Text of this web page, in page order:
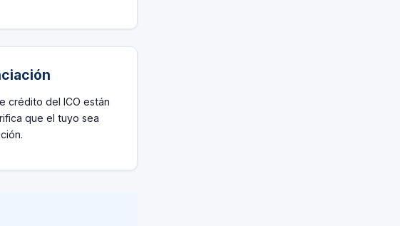
crédito del ICO están
que el tuyo sea